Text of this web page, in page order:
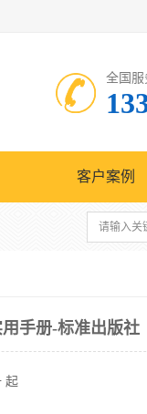
全国服
客户案例
手册-标准出版社
起